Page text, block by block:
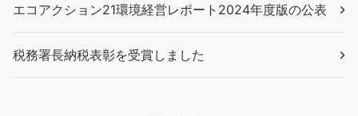
エコアクション21環境経営レポート2024年度版の公表
税務署長納税表彰を受賞しました